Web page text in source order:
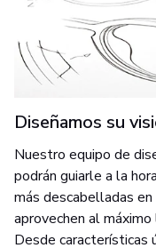
Diseñamos su
Nuestro equipo de
podrán guiarle a la
más descabelladas
aprovechen al
Desde características